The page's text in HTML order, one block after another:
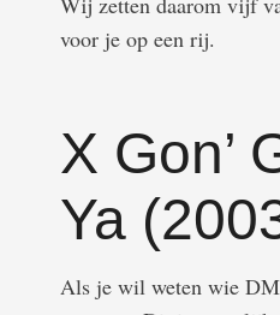
voor je op een rij.
X Gon’
Ya
Als je wil weten wie